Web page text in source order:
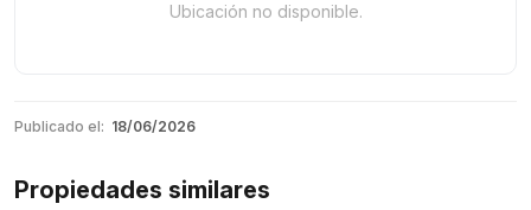
Ubicación no disponible.
Publicado el: 18/06/2026
Propiedades similares